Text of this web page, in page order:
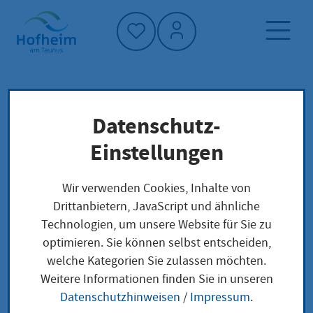
Startseite"
Dienstleistung-Finder
Lokale Anliegen
Wählbarkeitsbescheinigung
Wählbarkeitsbeschein
igung
Wer sich um ein Mandat im Kreistag oder in der
Datenschutz-
Einstellungen
Wir verwenden Cookies, Inhalte von
Drittanbietern, JavaScript und ähnliche
Technologien, um unsere Website für Sie zu
optimieren. Sie können selbst entscheiden,
welche Kategorien Sie zulassen möchten.
Weitere Informationen finden Sie in unseren
Datenschutzhinweisen / Impressum.